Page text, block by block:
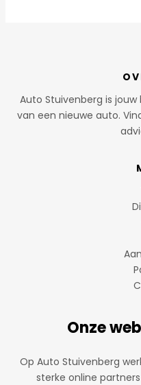
Auto Stuivenberg is
van een nieuwe auto.
Onze
Op Auto Stuivenberg
sterke online